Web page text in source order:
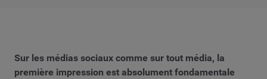
Sur les médias sociaux comme sur tout média, la
première impression est absolument fondamentale